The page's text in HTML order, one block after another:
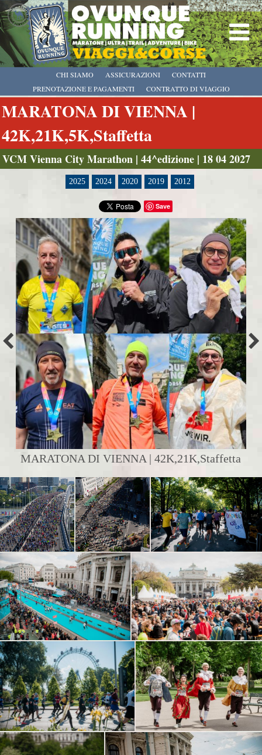
CHI SIAMO
PRENOTAZIONE E PAGAMENTI
CONTRATTO DI VIAGGIO
ASSICURAZIONI CONTATTI
MARATONA DI VIENNA |
42K,21K,5K,Staffetta
VCM Vienna City Marathon | 44^edizione | 18 04 2027
2025 2024 2020 2019 2012
Save
MARATONA DI VIENNA | 42K,21K,Staffetta